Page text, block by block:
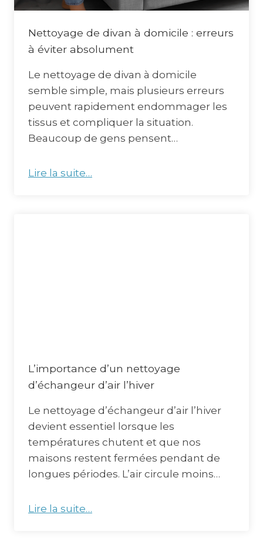
Nettoyage de divan à domicile : erreurs
à éviter absolument
Le nettoyage de divan à domicile
semble simple, mais plusieurs erreurs
peuvent rapidement endommager les
tissus et compliquer la situation.
Beaucoup de gens pensent…
Lire la suite…
L’importance d’un nettoyage
d’échangeur d’air l’hiver
Le nettoyage d’échangeur d’air l’hiver
devient essentiel lorsque les
températures chutent et que nos
maisons restent fermées pendant de
longues périodes. L’air circule moins…
Lire la suite…